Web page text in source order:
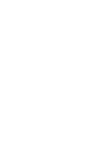
СОЮЗ
ОАО
ОАО